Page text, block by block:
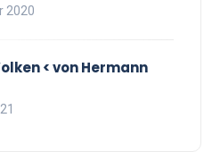
2020
< von Hermann